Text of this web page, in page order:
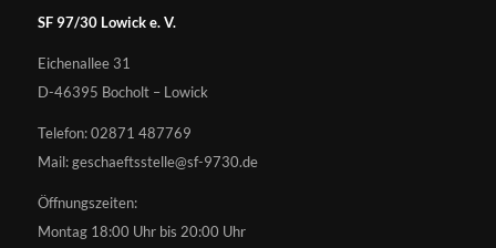
SF 97/30 Lowick e. V.
Eichenallee 31
D-46395 Bocholt – Lowick
Telefon: 02871 487769
Mail: geschaeftsstelle@sf-9730.de
Öffnungszeiten:
Montag 18:00 Uhr bis 20:00 Uhr